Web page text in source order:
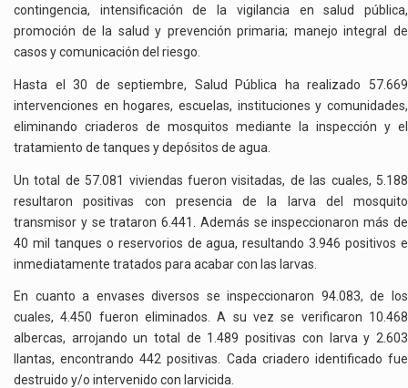
contingencia, intensificación de la vigilancia en salud pública,
promoción de la salud y prevención primaria; manejo integral de
casos y comunicación del riesgo.
Hasta el 30 de septiembre, Salud Pública ha realizado 57.669
intervenciones en hogares, escuelas, instituciones y comunidades,
eliminando criaderos de mosquitos mediante la inspección y el
tratamiento de tanques y depósitos de agua.
Un total de 57.081 viviendas fueron visitadas, de las cuales, 5.188
resultaron positivas con presencia de la larva del mosquito
transmisor y se trataron 6.441. Además se inspeccionaron más de
40 mil tanques o reservorios de agua, resultando 3.946 positivos e
inmediatamente tratados para acabar con las larvas.
En cuanto a envases diversos se inspeccionaron 94.083, de los
cuales, 4.450 fueron eliminados. A su vez se verificaron 10.468
albercas, arrojando un total de 1.489 positivas con larva y 2.603
llantas, encontrando 442 positivas. Cada criadero identificado fue
destruido y/o intervenido con larvicida.